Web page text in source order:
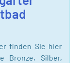
finden Sie hier
Bronze, Silber,